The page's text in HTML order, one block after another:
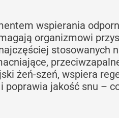
wspierania
organizmowi
stosowanych
żeń-szeń, wspiera
poprawia jakość snu –